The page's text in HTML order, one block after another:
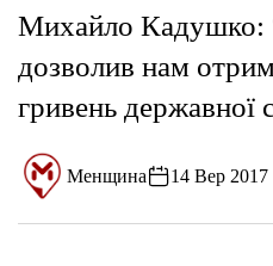
Михайло Кадушко:
дозволив нам
гривень державної
Менщина 14 Вер 2017